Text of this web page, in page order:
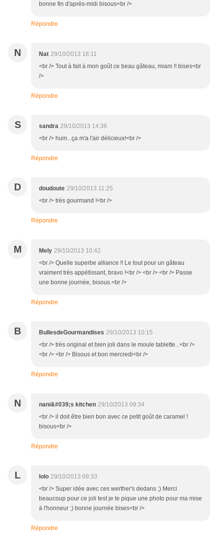
bonne fin d'après-midi bisous<br />
Répondre
N Nat 29/10/2013 16:11
<br /> Tout à fait à mon goût ce beau gâteau, miam !! bises<br
/>
Répondre
S sandra 29/10/2013 14:36
<br /> hum...ça m'a l'air délicieux!<br />
Répondre
D doudoute 29/10/2013 11:25
<br /> très gourmand !<br />
Répondre
M Mely 29/10/2013 10:42
<br /> Quelle superbe alliance !! Le tout pour un gâteau
vraiment très appétissant, bravo !<br /> <br /> <br /> Passe
une bonne journée, bisous.<br />
Répondre
B BullesdeGourmandises 29/10/2013 10:15
<br /> très original et bien joli dans le moule tablette...<br />
<br /> <br /> Bisous et bon mercredi<br />
Répondre
N nani&#039;s kitchen 29/10/2013 09:34
<br /> il doit être bien bon avec ce petit goût de caramel !
bisous<br />
Répondre
L lolo 29/10/2013 09:33
<br /> Super idée avec ces werther's dedans ;) Merci
beaucoup pour ce joli test je te pique une photo pour ma mise
à l'honneur ;) bonne journée bises<br />
Répondre